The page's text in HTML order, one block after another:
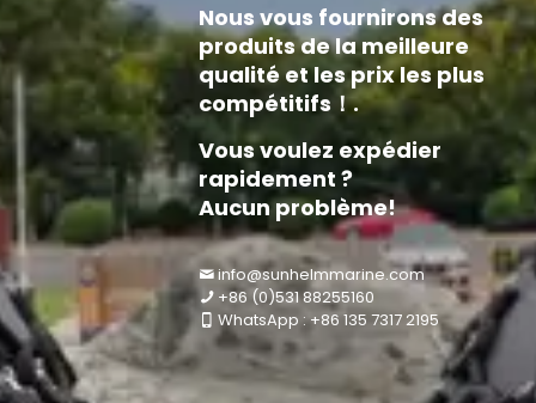
Nous vous fournirons des
produits de la meilleure
qualité et les prix les plus
compétitifs！.
Vous voulez expédier
rapidement ?
Aucun problème!
info@sunhelmmarine.com
+86 (0)531 88255160
WhatsApp : +86 135 7317 2195